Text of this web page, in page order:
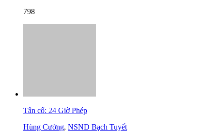
798
Tân cổ: 24 Giờ Phép
Hùng Cường, NSND Bạch Tuyết